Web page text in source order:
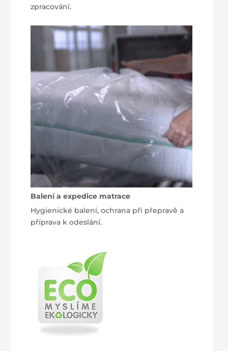
zpracování.
Balení a expedice matrace
Hygienické balení, ochrana při přepravě a
příprava k odeslání.